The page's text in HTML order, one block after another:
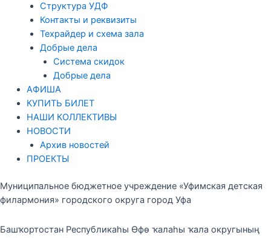
Структура УДФ
Контакты и реквизиты
Техрайдер и схема зала
Добрые дела
Система скидок
Добрые дела
АФИША
КУПИТЬ БИЛЕТ
НАШИ КОЛЛЕКТИВЫ
НОВОСТИ
Архив новостей
ПРОЕКТЫ
Муниципальное бюджетное учреждение «Уфимская детская
филармония» городского округа город Уфа
Башҡортостан Республикаһы Өфө ҡалаһы ҡала округының